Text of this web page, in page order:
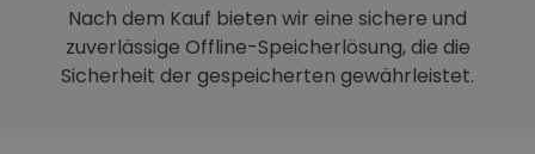
Nach dem Kauf bieten wir eine sichere und
zuverlässige Offline-Speicherlösung, die die
Sicherheit der gespeicherten gewährleistet.